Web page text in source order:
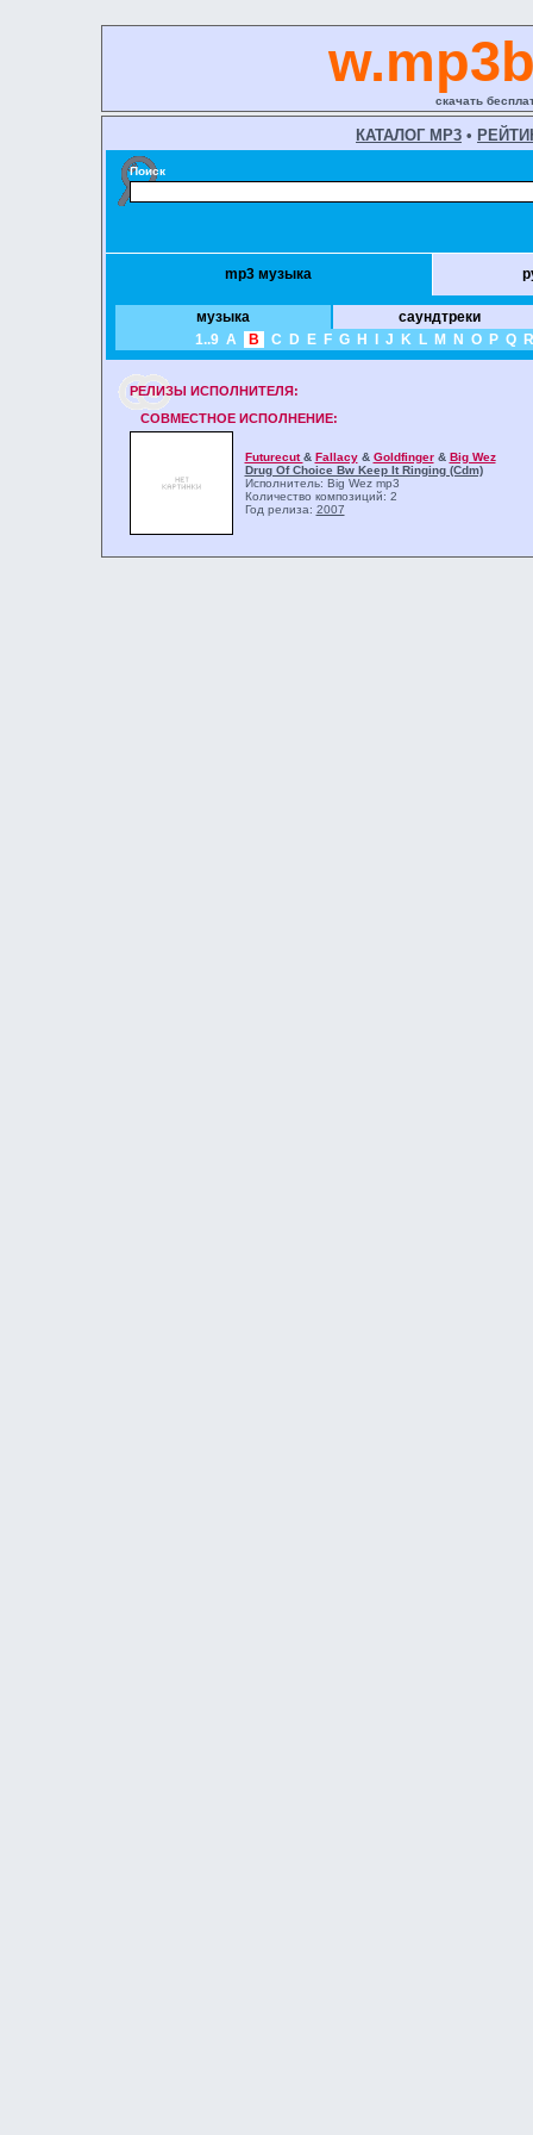
скачать
КАТАЛОГ MP3 •
Поиск
mp3 музыка
музыка
саундтреки
1..9 A B C D E F G H J K L M N O P Q R
РЕЛИЗЫ ИCПОЛНИТЕЛЯ:
СОВМЕСТНОЕ ИСПОЛНЕНИЕ:
Futurecut& Fallacy& Goldfinger& Big Wez
Drug Of Choice Bw Keep It Ringing (Cdm)
Исполнитель: Big Wez mp3
Количество композиций: 2
Год релиза: 2007